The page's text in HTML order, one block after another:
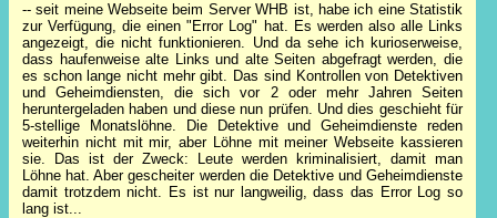
-- seit meine Webseite beim Server WHB ist, habe ich eine Statistik
zur Verfügung, die einen "Error Log" hat. Es werden also alle Links
angezeigt, die nicht funktionieren. Und da sehe ich kurioserweise,
dass haufenweise alte Links und alte Seiten abgefragt werden, die
es schon lange nicht mehr gibt. Das sind Kontrollen von Detektiven
und Geheimdiensten, die sich vor 2 oder mehr Jahren Seiten
heruntergeladen haben und diese nun prüfen. Und dies geschieht für
5-stellige Monatslöhne. Die Detektive und Geheimdienste reden
weiterhin nicht mit mir, aber Löhne mit meiner Webseite kassieren
sie. Das ist der Zweck: Leute werden kriminalisiert, damit man
Löhne hat. Aber gescheiter werden die Detektive und Geheimdienste
damit trotzdem nicht. Es ist nur langweilig, dass das Error Log so
lang ist...